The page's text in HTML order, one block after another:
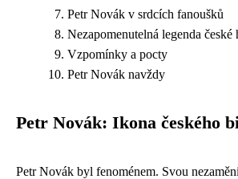
Petr Novák v srdcích fanoušků
Nezapomenutelná legenda české
Vzpomínky a pocty
Petr Novák navždy
Petr Novák: Ikona českého
Petr Novák byl fenoménem. Svou